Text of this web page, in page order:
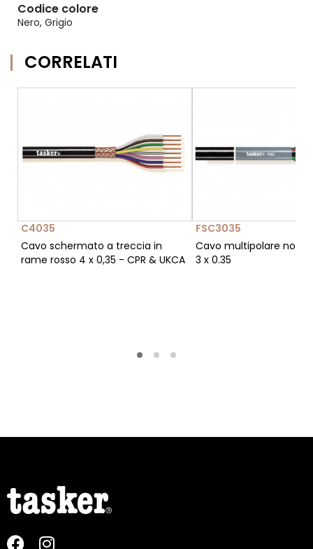
Codice colore
Nero, Grigio
CORRELATI
C4035
Cavo schermato a treccia in
rame rosso 4 x 0,35 - CPR & UKCA
FSC3035
Cavo multipolare non
3 x 0.35